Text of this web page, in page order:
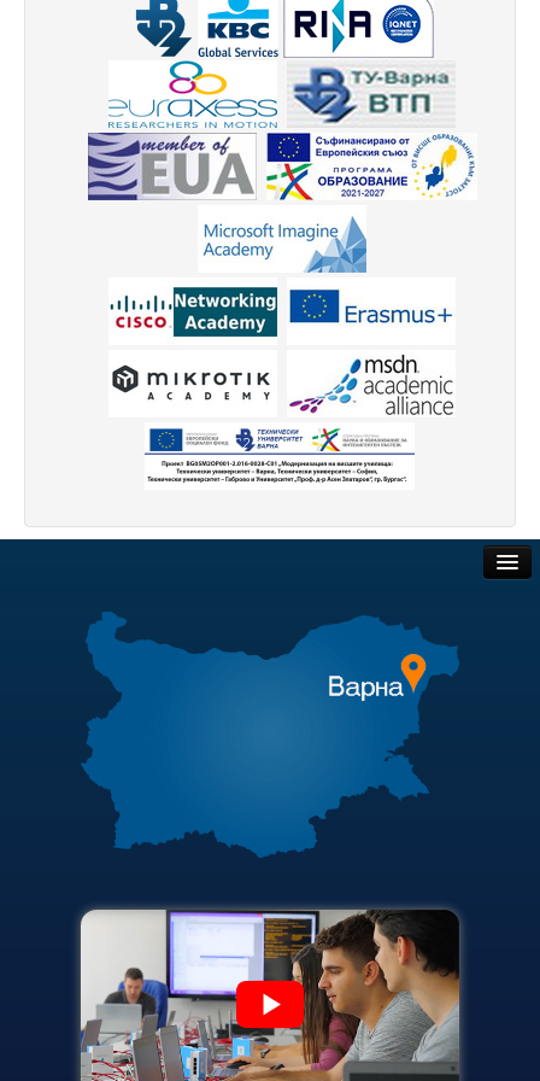
Периодични издания
Списание КНТ
Годишник на ТУ-Варна
Образци електронни формуляри
Месец на науката 2021
Научноизследователски институт
Електротехнически факултет
Факултет по изчислителна техника и автоматизация
Машинно-технологичен факултет
Корабостроителен факултет
Добруджански технологичен колеж
Начало
Научноизследователски институт
Електротехнически факултет
Факултет по изчислителна техника и автоматизация
Машинно-технологичен факултет
Добруджански технологичен колеж
Месец на науката 2023
Начало
Научноизследователски институт
Търгове и наеми
Полезни връзки
Актуални документи
Академичен съвет
Финансова информация
Карта на сайта